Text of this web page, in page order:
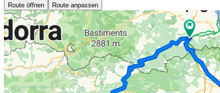
Route öffnen Route anpassen